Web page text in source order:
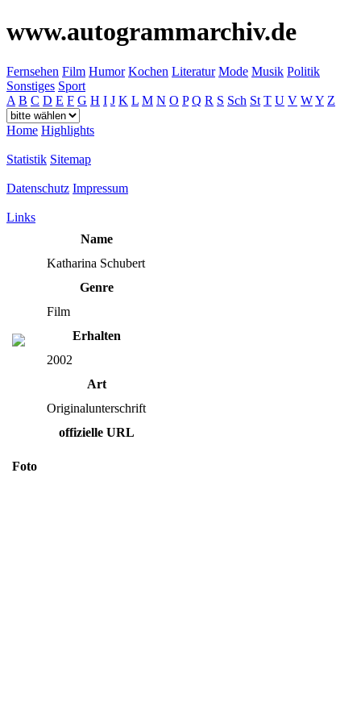
www.autogrammarchiv.de
Fernsehen Film Humor Kochen Literatur Mode Musik Politik
Sonstiges Sport
A B C D E F G H I J K L M N O P Q R S Sch St T U V WY Z
Home Highlights
Statistik Sitemap
Datenschutz Impressum
Links
Name
Katharina Schubert
Genre
Film
Erhalten
2002
Art
Originalunterschrift
offizielle URL
Foto